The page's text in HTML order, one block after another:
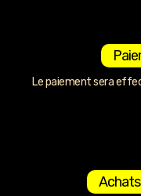
Le paiement sera